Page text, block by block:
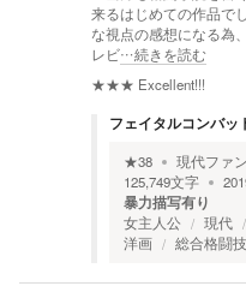
来るはじめての作品
な視点の感想になる為
レビ…続きを読む
★★★ Excellent!!!
フェイタルコンバ
★38 現代ファ
125,749文字
暴力描写有り
女主人公 現代
洋画
総合格闘技